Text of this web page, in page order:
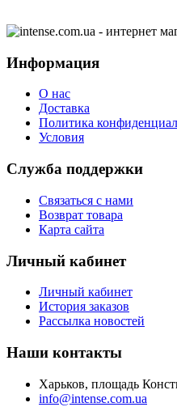
Информация
О нас
Доставка
Политика
Условия
Служба поддержки
Связаться с нами
Возврат товара
Карта сайта
Личный кабинет
Личный кабинет
История заказов
Рассылка новостей
Наши контакты
Харьков, площадь
info@intense.com.ua